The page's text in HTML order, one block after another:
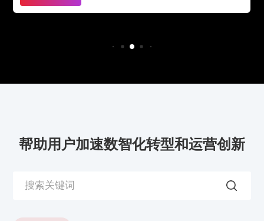
帮助用户加速数智化转型和运营创新